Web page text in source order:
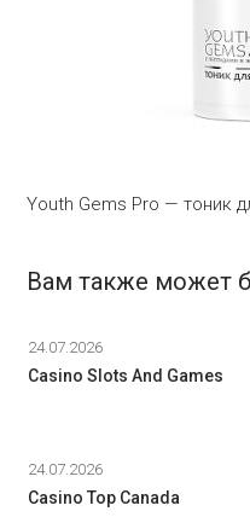
Youth Gems Pro — тоник
Вам также может
24.07.2026
Casino Slots And Games
24.07.2026
Casino Top Canada